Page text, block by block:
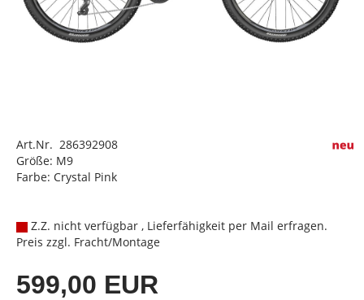
Art.Nr. 286392908
Größe: M9
Farbe: Crystal Pink
Z.Z. nicht verfügbar , Lieferfähigkeit per Mail erfragen.
Preis zzgl. Fracht/Montage
599,00 EUR